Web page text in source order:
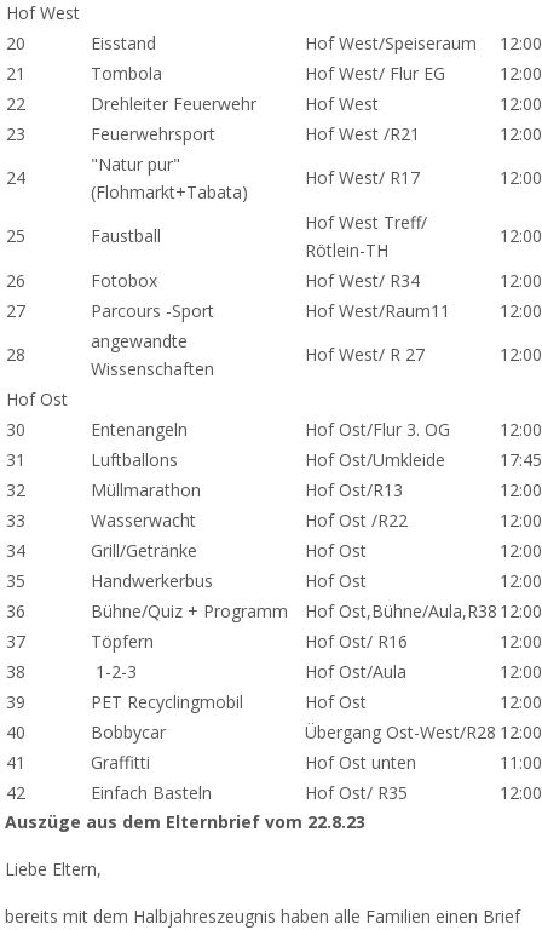
Hof West
20
Eisstand Hof West/Speiseraum
21
Tombola Hof West/ Flur EG
22
Drehleiter Feuerwehr Hof West
23
Feuerwehrsport Hof West /R21
24
"Natur pur"
(Flohmarkt+Tabata)
Hof West/ R17
25 Faustball
Hof West Treff/
Rötlein-TH
26
Fotobox Hof West/ R34
27
Parcours -Sport Hof West/Raum11
28
angewandte
Wissenschaften
Hof West/ R 27
Hof Ost
30
Entenangeln Hof Ost/Flur 3. OG
31
Luftballons Hof Ost/Umkleide
32
Müllmarathon Hof Ost/R13
33
Wasserwacht Hof Ost /R22
34
Grill/Getränke Hof Ost
35
Handwerkerbus Hof Ost
36
Bühne/Quiz + Programm Hof Ost,Bühne/Aula,R38
37
Töpfern Hof Ost/ R16
38
1-2-3 Hof Ost/Aula
39
PET Recyclingmobil Hof Ost
40
Bobbycar Übergang Ost-West/R28
41
Graffitti Hof Ost unten
42
Einfach Basteln Hof Ost/ R35
Auszüge aus dem Elternbrief vom 22.8.23
Liebe Eltern,
bereits mit dem Halbjahreszeugnis haben alle Familien einen Brief